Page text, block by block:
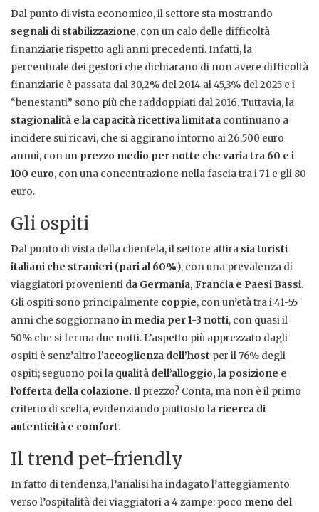
Dal punto di vista economico, il settore sta mostrando
segnali di stabilizzazione, con un calo delle difficoltà
finanziarie rispetto agli anni precedenti. Infatti, la
percentuale dei gestori che dichiarano di non avere difficoltà
finanziarie è passata dal 30,2% del 2014 al 45,3% del 2025 e i
“benestanti” sono più che raddoppiati dal 2016. Tuttavia, la
stagionalità e la capacità ricettiva limitata continuano a
incidere sui ricavi, che si aggirano intorno ai 26.500 euro
annui, con un prezzo medio per notte che varia tra 60 e i
100 euro, con una concentrazione nella fascia tra i 71 e gli 80
euro.
Gli ospiti
Dal punto di vista della clientela, il settore attira sia turisti
italiani che stranieri (pari al 60%), con una prevalenza di
viaggiatori provenienti da Germania, Francia e Paesi Bassi.
Gli ospiti sono principalmente coppie, con un’età tra i 41-55
anni che soggiornano in media per 1-3 notti, con quasi il
50% che si ferma due notti. L’aspetto più apprezzato dagli
ospiti è senz’altro l’accoglienza dell’host per il 76% degli
ospiti; seguono poi la qualità dell’alloggio, la posizione e
l’offerta della colazione. Il prezzo? Conta, ma non è il primo
criterio di scelta, evidenziando piuttosto la ricerca di
autenticità e comfort.
Il trend pet-friendly
In fatto di tendenza, l’analisi ha indagato l’atteggiamento
verso l’ospitalità dei viaggiatori a 4 zampe: poco meno del